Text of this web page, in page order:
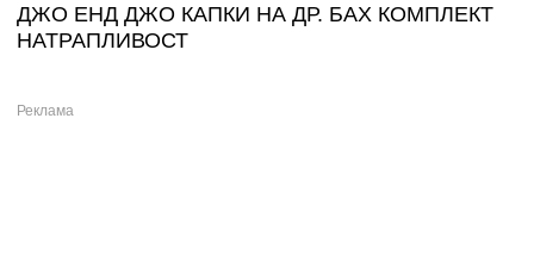
ДЖО ЕНД ДЖО КАПКИ НА ДР. БАХ КОМПЛЕКТ
НАТРАПЛИВОСТ